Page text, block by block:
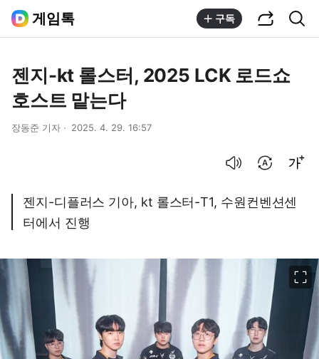
게임톡 구독
젠지-kt 롤스터, 2025 LCK 로드쇼
호스트 맡는다
장동준 기자 2025. 4. 29. 16:57
젠지-디플러스 기아, kt 롤스터-T1, 수원컨벤션센
터에서 진행